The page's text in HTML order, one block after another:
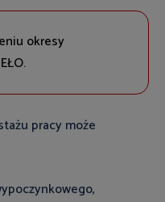
okresy
pracy może